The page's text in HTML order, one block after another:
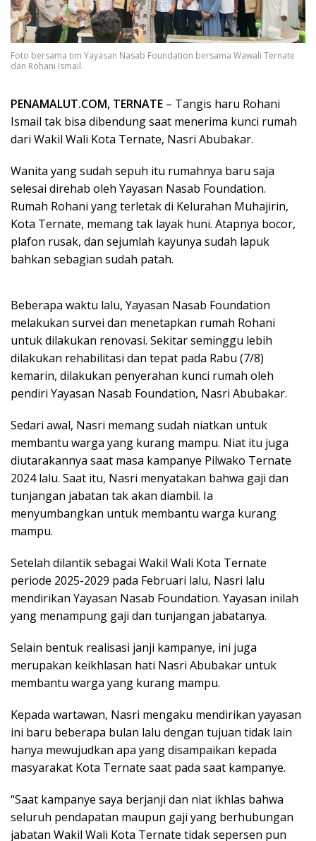
Foto bersama tim Yayasan Nasab Foundation bersama Wawali Ternate
dan Rohani Ismail.
PENAMALUT.COM, TERNATE – Tangis haru Rohani
Ismail tak bisa dibendung saat menerima kunci rumah
dari Wakil Wali Kota Ternate, Nasri Abubakar.
Wanita yang sudah sepuh itu rumahnya baru saja
selesai direhab oleh Yayasan Nasab Foundation.
Rumah Rohani yang terletak di Kelurahan Muhajirin,
Kota Ternate, memang tak layak huni. Atapnya bocor,
plafon rusak, dan sejumlah kayunya sudah lapuk
bahkan sebagian sudah patah.
Beberapa waktu lalu, Yayasan Nasab Foundation
melakukan survei dan menetapkan rumah Rohani
untuk dilakukan renovasi. Sekitar seminggu lebih
dilakukan rehabilitasi dan tepat pada Rabu (7/8)
kemarin, dilakukan penyerahan kunci rumah oleh
pendiri Yayasan Nasab Foundation, Nasri Abubakar.
Sedari awal, Nasri memang sudah niatkan untuk
membantu warga yang kurang mampu. Niat itu juga
diutarakannya saat masa kampanye Pilwako Ternate
2024 lalu. Saat itu, Nasri menyatakan bahwa gaji dan
tunjangan jabatan tak akan diambil. Ia
menyumbangkan untuk membantu warga kurang
mampu.
Setelah dilantik sebagai Wakil Wali Kota Ternate
periode 2025-2029 pada Februari lalu, Nasri lalu
mendirikan Yayasan Nasab Foundation. Yayasan inilah
yang menampung gaji dan tunjangan jabatanya.
Selain bentuk realisasi janji kampanye, ini juga
merupakan keikhlasan hati Nasri Abubakar untuk
membantu warga yang kurang mampu.
Kepada wartawan, Nasri mengaku mendirikan yayasan
ini baru beberapa bulan lalu dengan tujuan tidak lain
hanya mewujudkan apa yang disampaikan kepada
masyarakat Kota Ternate saat pada saat kampanye.
“Saat kampanye saya berjanji dan niat ikhlas bahwa
seluruh pendapatan maupun gaji yang berhubungan
jabatan Wakil Wali Kota Ternate tidak sepersen pun